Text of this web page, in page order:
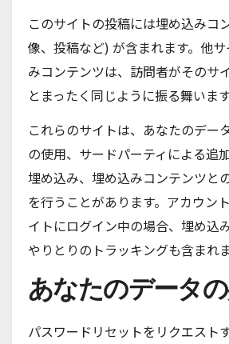
このサイトの投稿には埋め込みコ
像、投稿など) が含まれます。他
みコンテンツは、訪問者がそのサ
とまったく同じように振る舞います
これらのサイトは、あなたのデー
の使用、サードパーティによる追
埋め込み、埋め込みコンテンツと
を行うことがあります。アカウン
イトにログイン中の場合、埋め込
やりとりのトラッキングも含まれま
あなたのデータ
パスワードリセットをリクエスト